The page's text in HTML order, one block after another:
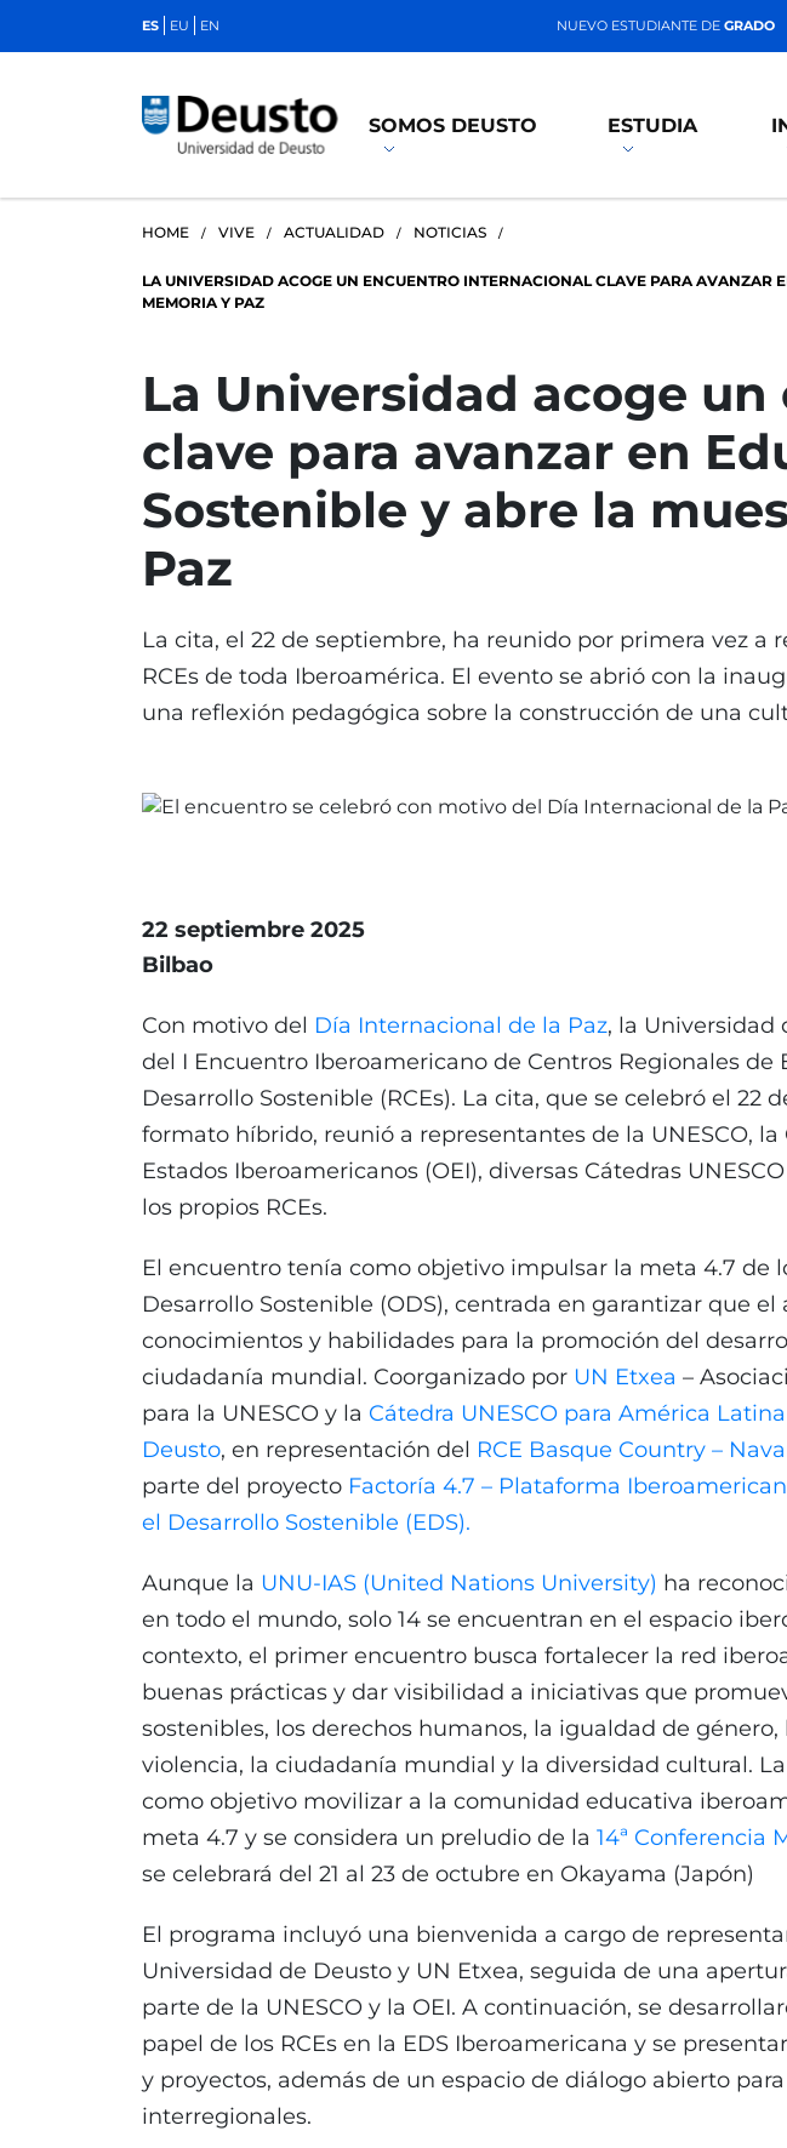
ES EU EN NUEVO ESTUDIANTE DEGRADO
SOMOS DEUSTO ESTUDIA
HOME VIVE ACTUALIDAD NOTICIAS
LA UNIVERSIDAD ACOGE UN ENCUENTRO INTERNACIONAL CLAVE PARA AVANZAR
MEMORIA Y PAZ
La Universidad acoge
clave para avanzar en
Sostenible y abre la
Paz
La cita, el 22 de septiembre, ha reunido por primera vez a
RCEs de toda Iberoamérica. El evento se abrió con la
una reflexión pedagógica sobre la construcción de una
22 septiembre 2025
Bilbao
Con motivo del Día Internacional de la Paz, la Universidad
del I Encuentro Iberoamericano de Centros Regionales de
Desarrollo Sostenible (RCEs). La cita, que se celebró el 22
formato híbrido, reunió a representantes de la UNESCO,
Estados Iberoamericanos (OEI), diversas Cátedras
los propios RCEs.
El encuentro tenía como objetivo impulsar la meta 4.7 de
Desarrollo Sostenible (ODS), centrada en garantizar que
conocimientos y habilidades para la promoción del
ciudadanía mundial. Coorganizado por UN Etxea –
para la UNESCO y la Cátedra UNESCO para América
Deusto, en representación del RCE Basque Country –
parte del proyecto Factoría 4.7 – Plataforma
el Desarrollo Sostenible (EDS).
Aunque la UNU-IAS (United Nations University) ha
en todo el mundo, solo 14 se encuentran en el espacio
contexto, el primer encuentro busca fortalecer la red
buenas prácticas y dar visibilidad a iniciativas que
sostenibles, los derechos humanos, la igualdad de
violencia, la ciudadanía mundial y la diversidad cultural.
como objetivo movilizar a la comunidad educativa
meta 4.7 y se considera un preludio de la 14ª Conferencia
se celebrará del 21 al 23 de octubre en Okayama (Japón)
El programa incluyó una bienvenida a cargo de
Universidad de Deusto y UN Etxea, seguida de una
parte de la UNESCO y la OEI. A continuación, se
papel de los RCEs en la EDS Iberoamericana y se
y proyectos, además de un espacio de diálogo abierto
interregionales.